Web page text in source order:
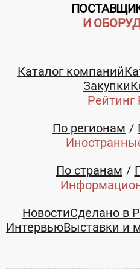
И
Каталог компаний
Закупки
Рейтинг
По регионам
По странам
НовостиСделано в
ИнтервьюВыставки и